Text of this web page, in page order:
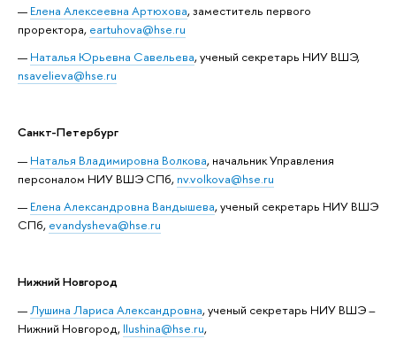
Елена Алексеевна Артюхова, заместитель первого
проректора, eartuhova@hse.ru
Наталья Юрьевна Савельева, ученый секретарь НИУ ВШЭ,
nsavelieva@hse.ru
Санкт-Петербург
Наталья Владимировна Волкова, начальник Управления
персоналом НИУ ВШЭ СПб, nv.volkova@hse.ru
Елена Александровна Вандышева, ученый секретарь НИУ ВШЭ
СПб, evandysheva@hse.ru
Нижний Новгород
Лушина Лариса Александровна, ученый секретарь НИУ ВШЭ –
Нижний Новгород, llushina@hse.ru,